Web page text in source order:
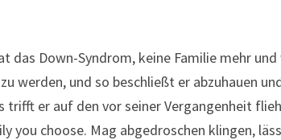
Down-Syndrom, keine Familie mehr und
werden, und so beschließt er abzuhauen
er auf den vor seiner Vergangenheit
choose. Mag abgedroschen klingen,